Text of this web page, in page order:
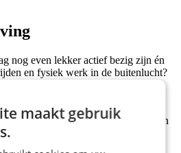
nog even lekker actief bezig zijn én
en fysiek werk in de buitenlucht?
jou!
doordeweeks in de avonduren op een
Jij zorgt ervoor dat
en weer netjes op hun plek worden
maakt gebruik